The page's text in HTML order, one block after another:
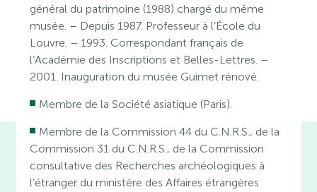
général du patrimoine (1988) chargé du même
musée. – Depuis 1987. Professeur à l’École du
Louvre. – 1993. Correspondant français de
l’Académie des Inscriptions et Belles-Lettres. –
2001. Inauguration du musée Guimet rénové.
Membre de la Société asiatique (Paris).
Membre de la Commission 44 du C.N.R.S., de la
Commission 31 du C.N.R.S., de la Commission
consultative des Recherches archéologiques à
l’étranger du ministère des Affaires étrangères